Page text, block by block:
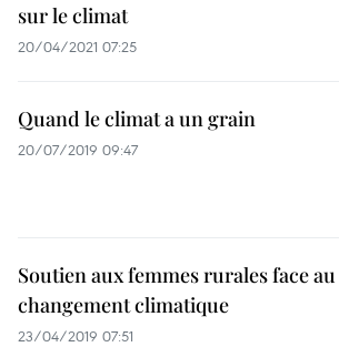
sur le climat
20/04/2021 07:25
Quand le climat a un grain
20/07/2019 09:47
Soutien aux femmes rurales face au
changement climatique
23/04/2019 07:51